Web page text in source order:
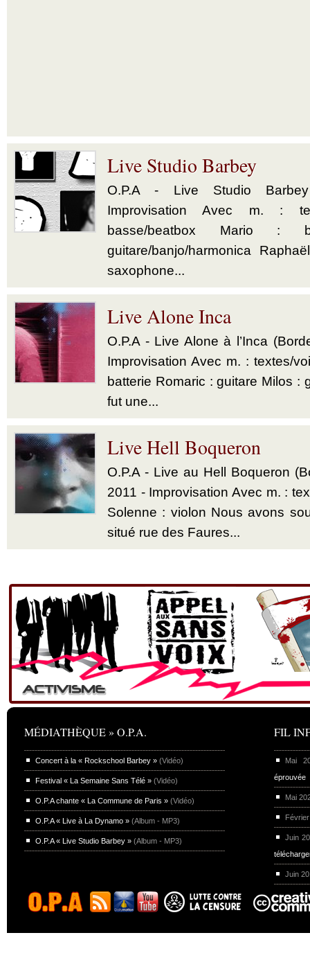
Live Studio Barbey
O.P.A - Live Studio
Improvisation Avec m. :
basse/beatbox Mario :
guitare/banjo/harmonica
saxophone...
Live Alone Inca
O.P.A - Live Alone à l’Inca
Improvisation Avec m. : textes/
batterie Romaric : guitare Milos :
fut une...
Live Hell Boqueron
O.P.A - Live au Hell Boqueron
2011 - Improvisation Avec m. :
Solenne : violon Nous avons
situé rue des Faures...
MÉDIATHÈQUE » O.P.A.
Concert à la « Rockschool Barbey » (Vidéo)
Festival « La Semaine Sans Télé » (Vidéo)
O.P.A chante « La Commune de Paris » (Vidéo)
O.P.A « Live à La Dynamo » (Album - MP3)
O.P.A « Live Studio Barbey » (Album - MP3)
FIL
Mai
éprouvée
Mai
Juin
Juin